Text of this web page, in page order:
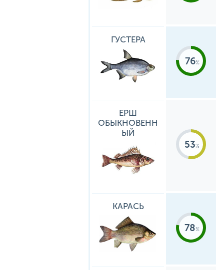
ГУСТЕРА
76
ЕРШ
ОБЫКНОВЕНН
ЫЙ
53
КАРАСЬ
78